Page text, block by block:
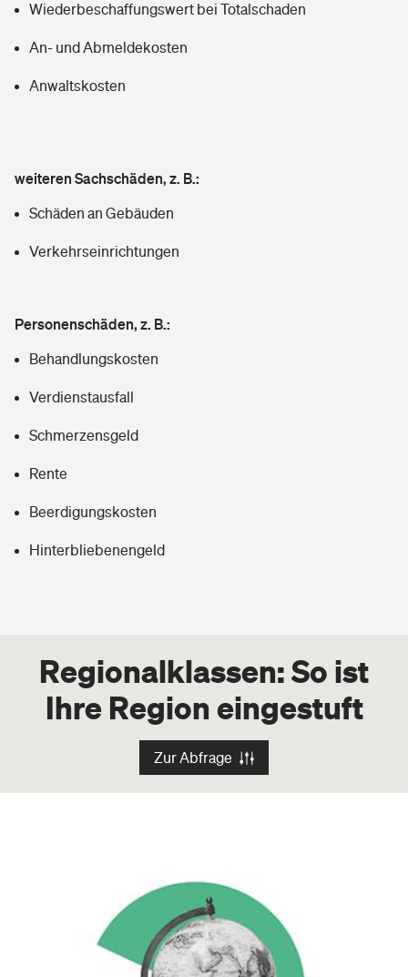
Wiederbeschaffungswert bei Totalschaden
An- und Abmeldekosten
Anwaltskosten
weiteren Sachschäden, z. B.:
Schäden an Gebäuden
Verkehrseinrichtungen
Personenschäden, z. B.:
Behandlungskosten
Verdienstausfall
Schmerzensgeld
Rente
Beerdigungskosten
Hinterbliebenengeld
Regionalklassen: So ist
Ihre Region eingestuft
Zur Abfrage